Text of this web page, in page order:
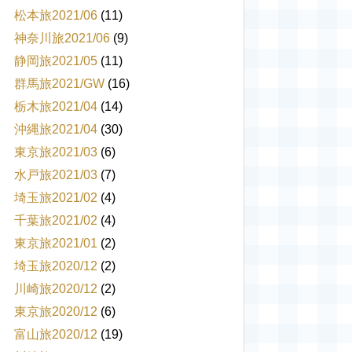
松本旅2021/06 (11)
神奈川旅2021/06 (9)
静岡旅2021/05 (11)
群馬旅2021/GW (16)
栃木旅2021/04 (14)
沖縄旅2021/04 (30)
東京旅2021/03 (6)
水戸旅2021/03 (7)
埼玉旅2021/02 (4)
千葉旅2021/02 (4)
東京旅2021/01 (2)
埼玉旅2020/12 (2)
川崎旅2020/12 (2)
東京旅2020/12 (6)
富山旅2020/12 (19)